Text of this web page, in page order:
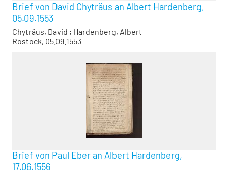
Brief von David Chyträus an Albert Hardenberg,
05.09.1553
Chyträus, David ; Hardenberg, Albert
Rostock, 05.09.1553
Brief von Paul Eber an Albert Hardenberg,
17.06.1556